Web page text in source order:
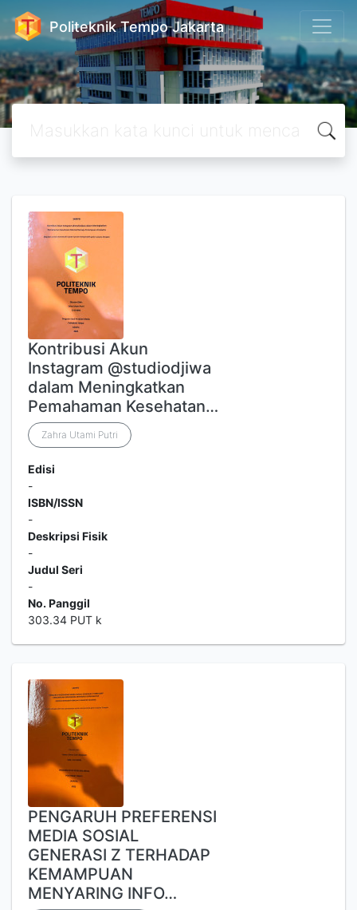
Politeknik Tempo Jakarta
Kontribusi Akun
Instagram @studiodjiwa
dalam Meningkatkan
Pemahaman Kesehatan…
Zahra Utami Putri
Edisi
-
ISBN/ISSN
-
Deskripsi Fisik
-
Judul Seri
-
No. Panggil
303.34 PUT k
PENGARUH PREFERENSI
MEDIA SOSIAL
GENERASI Z TERHADAP
KEMAMPUAN
MENYARING INFO…